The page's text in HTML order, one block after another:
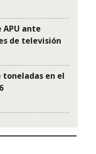
ante
de televisión
toneladas en el